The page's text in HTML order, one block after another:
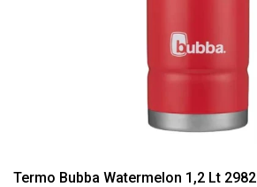
Termo Bubba Watermelon 1,2 Lt 2982